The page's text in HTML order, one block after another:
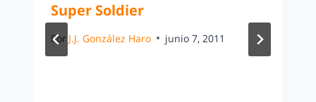
Super Soldier
Por J.J. González Haro junio 7, 2011